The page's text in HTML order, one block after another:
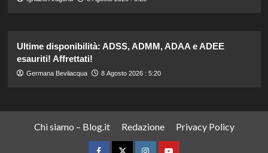
Ultime disponibilità: ADSS, ADMM, ADAA e ADEE
esauriti! Affrettati!
Germana Bevilacqua 8 Agosto 2026 : 5:20
Chi siamo – Blog.it Redazione Privacy Policy